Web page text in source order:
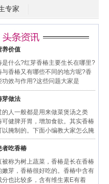
专家
养价值
是什么?红芽香椿主要生长在哪里?
与香椿又有哪些不同的地方呢?香
功效与作用?这些问题大家是
芽做法
的人一般都是用来做菜煲汤之类
可健脾开胃，增加食欲。其实香椿
以腌制的。下面小编教大家怎么腌
者吃香椿
被称为树上蔬菜，香椿是长在香椿
嫩芽，香椿很好吃的。香椿中含有
分也比较多，含有维生素E有着